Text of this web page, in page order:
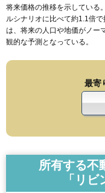
将来価格の推移を示している
ルシナリオに比べて約1.1倍
は、将来の人口や地価がノー
観的な予測となっている。
最寄
所有する不
「リ